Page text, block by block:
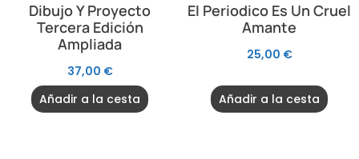
Dibujo Y Proyecto
Tercera Edición
Ampliada
37,00 €
Añadir a la cesta
El Periodico Es Un Cruel
Amante
25,00 €
Añadir a la cesta